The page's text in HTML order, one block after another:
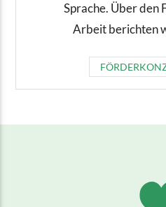
Sprache. Über den
Arbeit berichten